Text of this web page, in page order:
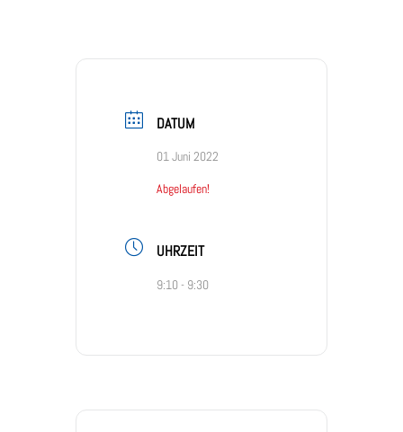
DATUM
01 Juni 2022
Abgelaufen!
UHRZEIT
9:10 - 9:30